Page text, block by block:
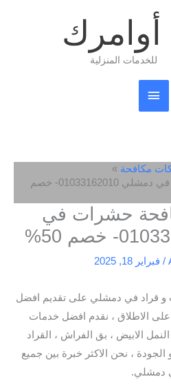
أوامرك
للخدمات المنزلية
القائمة
الرئيسية
مكافحة
افضل شركة مكافحة حشرات في دمشلي 01033162010- خصم
حشرات في
/ فبراير 18, 2025
قراد في دمشلي على تقديم افضل
الاطلاق ، نقدم افضل خدمات
الابيض ، بق الفراش ، القراد
، نحن الاكثر خبرة بين جميع
دمشلي.